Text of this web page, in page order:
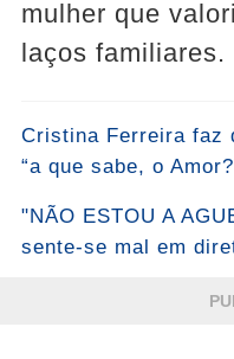
mulher que
laços familiares.
Cristina Ferreira faz
“a que sabe, o
"NÃO ESTOU A
sente-se mal em